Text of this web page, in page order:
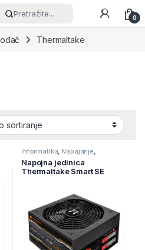
Pretražite... 0
Thermaltake
Informatika, Napajanje,
Računarske Komponente
Napojna jedinica
Thermaltake Smart SE